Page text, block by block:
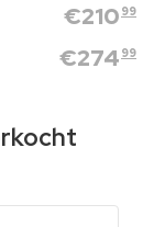
€210 99
€274 99